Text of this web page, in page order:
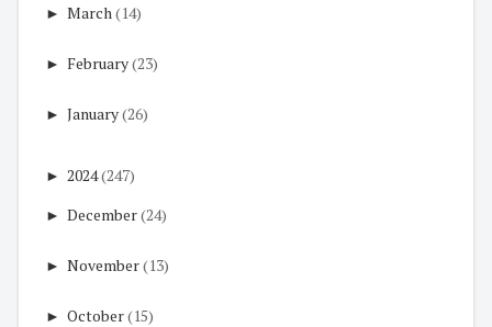
► March (14)
► February(23)
► January(26)
► 2024(247)
► December(24)
► November(13)
► October(15)